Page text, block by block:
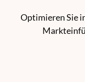
Optimieren Sie